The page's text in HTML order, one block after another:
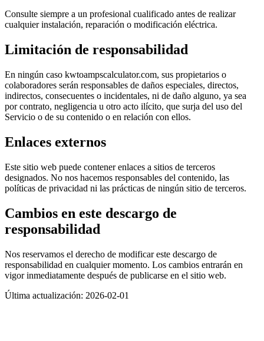
Consulte siempre a un profesional cualificado antes de realizar
cualquier instalación, reparación o modificación eléctrica.
Limitación de responsabilidad
En ningún caso kwtoampscalculator.com, sus propietarios o
colaboradores serán responsables de daños especiales, directos,
indirectos, consecuentes o incidentales, ni de daño alguno, ya sea
por contrato, negligencia u otro acto ilícito, que surja del uso del
Servicio o de su contenido o en relación con ellos.
Enlaces externos
Este sitio web puede contener enlaces a sitios de terceros
designados. No nos hacemos responsables del contenido, las
políticas de privacidad ni las prácticas de ningún sitio de terceros.
Cambios en este descargo de
responsabilidad
Nos reservamos el derecho de modificar este descargo de
responsabilidad en cualquier momento. Los cambios entrarán en
vigor inmediatamente después de publicarse en el sitio web.
Última actualización: 2026-02-01